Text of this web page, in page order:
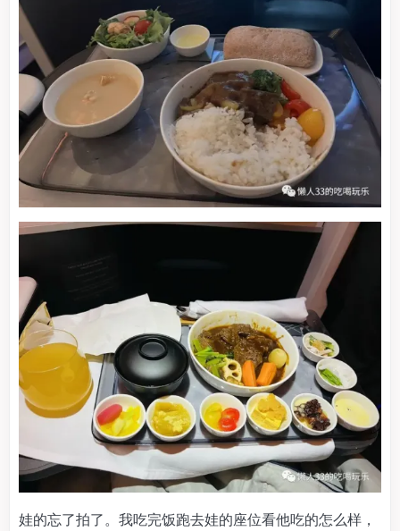
娃的忘了拍了。我吃完饭跑去娃的座位看他吃的怎么样，